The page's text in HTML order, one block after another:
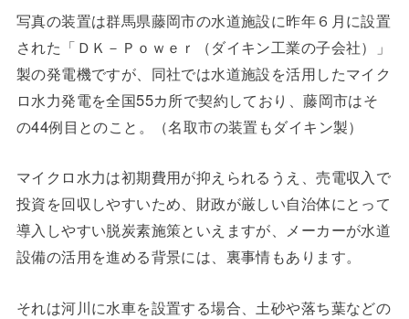
写真の装置は群馬県藤岡市の水道施設に昨年６月に設置
された「ＤＫ－Ｐｏｗｅｒ（ダイキン工業の子会社）」
製の発電機ですが、同社では水道施設を活用したマイク
ロ水力発電を全国55カ所で契約しており、藤岡市はそ
の44例目とのこと。（名取市の装置もダイキン製）
マイクロ水力は初期費用が抑えられるうえ、売電収入で
投資を回収しやすいため、財政が厳しい自治体にとって
導入しやすい脱炭素施策といえますが、メーカーが水道
設備の活用を進める背景には、裏事情もあります。
それは河川に水車を設置する場合、土砂や落ち葉などの